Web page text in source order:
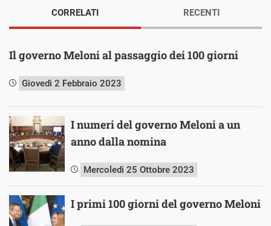
CORRELATI
Il governo Meloni al passaggio dei 100 giorni
Giovedì 2 Febbraio 2023
I numeri del governo Meloni a un
anno dalla nomina
Mercoledì 25 Ottobre 2023
I primi 100 giorni del governo Meloni
RECENTI